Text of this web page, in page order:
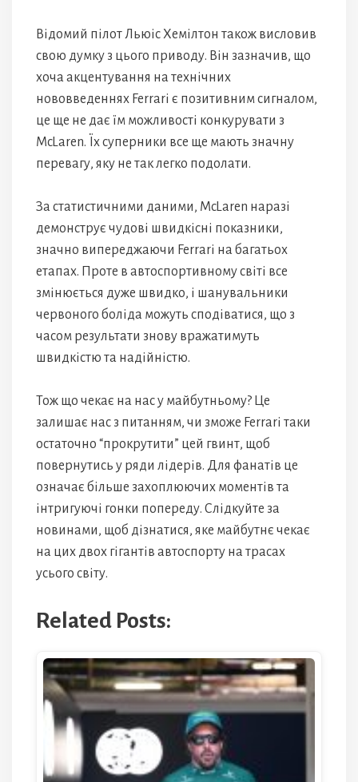
Відомий пілот Льюіс Хемілтон також висловив
свою думку з цього приводу. Він зазначив, що
хоча акцентування на технічних
нововведеннях Ferrari є позитивним сигналом,
це ще не дає їм можливості конкурувати з
McLaren. Їх суперники все ще мають значну
перевагу, яку не так легко подолати.
За статистичними даними, McLaren наразі
демонструє чудові швидкісні показники,
значно випереджаючи Ferrari на багатьох
етапах. Проте в автоспортивному світі все
змінюється дуже швидко, і шанувальники
червоного боліда можуть сподіватися, що з
часом результати знову вражатимуть
швидкістю та надійністю.
Тож що чекає на нас у майбутньому? Це
залишає нас з питанням, чи зможе Ferrari таки
остаточно “прокрутити” цей гвинт, щоб
повернутись у ряди лідерів. Для фанатів це
означає більше захоплюючих моментів та
інтригуючі гонки попереду. Слідкуйте за
новинами, щоб дізнатися, яке майбутнє чекає
на цих двох гігантів автоспорту на трасах
усього світу.
Related Posts: